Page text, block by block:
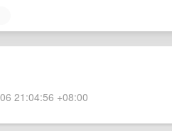
21:04:56 +08:00